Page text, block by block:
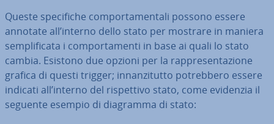
Queste spe­ci­fi­che com­por­ta­men­ta­li possono essere
annotate all’interno dello stato per mostrare in maniera
sem­pli­fi­ca­ta i com­por­ta­men­ti in base ai quali lo stato
cambia. Esistono due opzioni per la rap­pre­sen­ta­zio­ne
grafica di questi trigger; in­nan­zi­tut­to po­treb­be­ro essere
indicati all’interno del ri­spet­ti­vo stato, come evidenzia il
seguente esempio di diagramma di stato: